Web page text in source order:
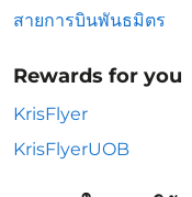
สายการบินพันธมิตร
Rewards for you
KrisFlyer
KrisFlyerUOB